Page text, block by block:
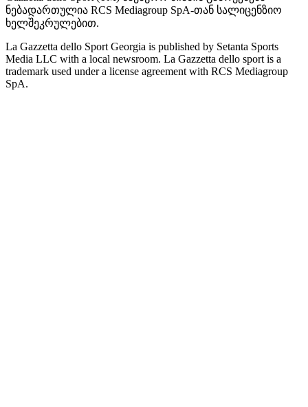
ნებადართულია RCS Mediagroup SpA-თან სალიცენზიო
ხელშეკრულებით.
La Gazzetta dello Sport Georgia is published by Setanta Sports
Media LLC with a local newsroom. La Gazzetta dello sport is a
trademark used under a license agreement with RCS Mediagroup
SpA.